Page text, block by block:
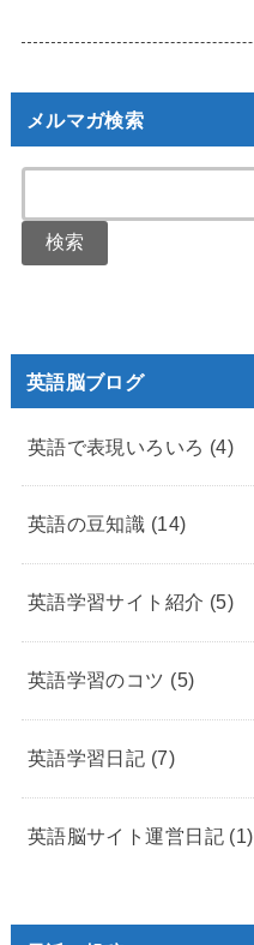
メルマガ検索
英語脳ブログ
英語で表現いろいろ (4)
英語の豆知識 (14)
英語学習サイト紹介 (5)
英語学習のコツ (5)
英語学習日記 (7)
英語脳サイト運営日記 (1)